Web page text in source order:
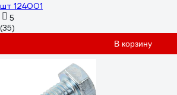
шт 124001
5
(35)
В корзину